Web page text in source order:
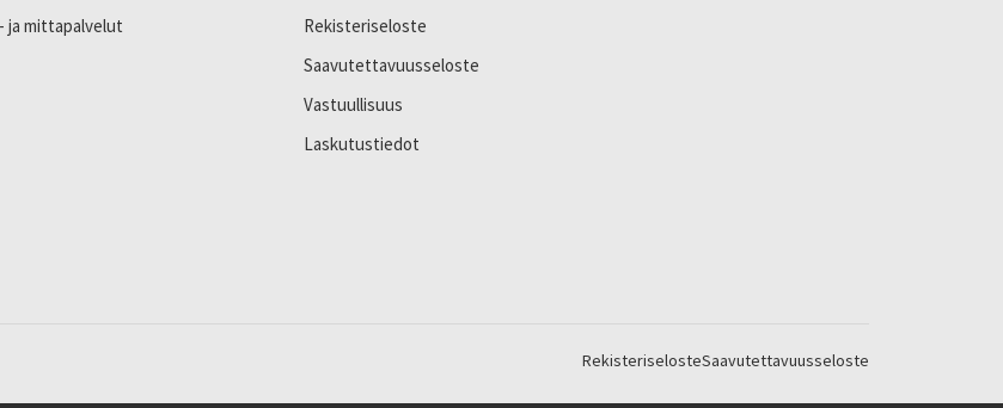
ja mittapalvelut
Rekisteriseloste
Saavutettavuusseloste
Vastuullisuus
Laskutustiedot
RekisteriselosteSaavutettavuusseloste